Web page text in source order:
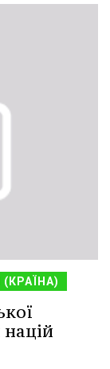
(КРАЇНА)
націй